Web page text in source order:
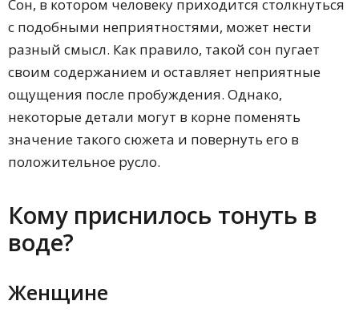
Сонник Цветкова
Сонник Лоффа
Сонник Нострадамуса
Сонник Менегетти
Сонник Лонго
Сонник Кананита
Сонник Велес
Сонник Эзопа
Сонник Екатерины Великой
Сонник целительницы Акулины
Сон, в котором человеку приходится столкнуться
с подобными неприятностями, может нести
разный смысл. Как правило, такой сон пугает
своим содержанием и оставляет неприятные
ощущения после пробуждения. Однако,
некоторые детали могут в корне поменять
значение такого сюжета и повернуть его в
положительное русло.
Кому приснилось тонуть в
воде?
Женщине